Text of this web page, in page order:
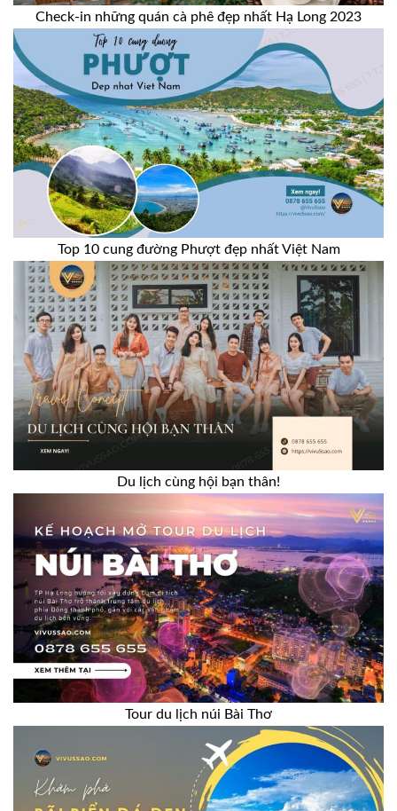
Check-in những quán cà phê đẹp nhất Hạ Long 2023
Top 10 cung đường Phượt đẹp nhất Việt Nam
Du lịch cùng hội bạn thân!
Tour du lịch núi Bài Thơ